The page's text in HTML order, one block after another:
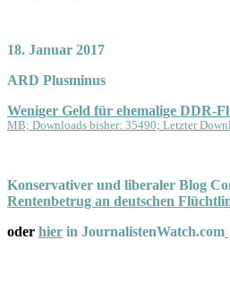
18. Januar 2017
ARD Plusminus
Weniger Geld für ehemalige DDR-
MB; Downloads bisher: 35490; Letzter
Konservativer und liberaler Blog
Rentenbetrug an deutschen
oder hier in JournalistenWatch.com